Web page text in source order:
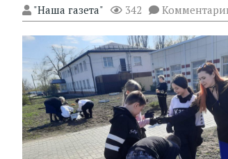
"Наша газета" 342